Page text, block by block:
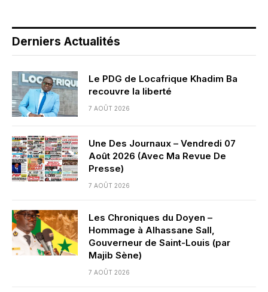
Derniers Actualités
Le PDG de Locafrique Khadim Ba
recouvre la liberté
7 AOÛT 2026
Une Des Journaux – Vendredi 07
Août 2026 (Avec Ma Revue De
Presse)
7 AOÛT 2026
Les Chroniques du Doyen –
Hommage à Alhassane Sall,
Gouverneur de Saint-Louis (par
Majib Sène)
7 AOÛT 2026